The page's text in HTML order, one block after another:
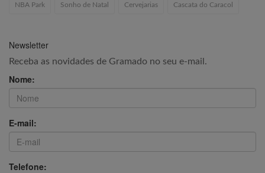
NBA Park Sonho de Natal Cervejarias Cascata do Caracol
Newsletter
Receba as novidades de Gramado no seu e-mail.
Nome:
E-mail:
Telefone: